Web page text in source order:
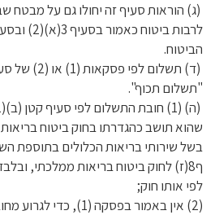
(ג) הוראות סעיף זה יחולו גם על מבטח
הביטוח.
(ד) תשלום
"תשלום תכוף".
שהוא תושב כהגדרתו בחוק ביטוח
בשל שירותי בריאות הכלולים בתוספת
ף8(ז) לחוק ביטוח בריאות ממלכתי,
לפי אותו חוק;
(2) אין באמור בפסקה (1),